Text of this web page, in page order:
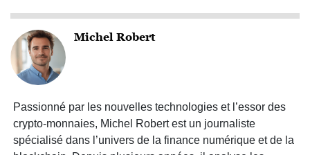
Michel Robert
Passionné par les nouvelles technologies et l’essor des
crypto-monnaies, Michel Robert est un journaliste
spécialisé dans l’univers de la finance numérique et de la